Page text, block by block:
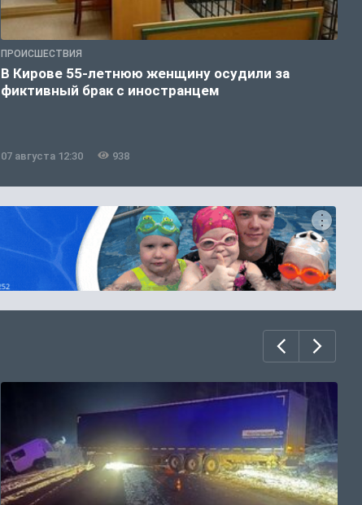
ПРОИСШЕСТВИЯ
В Кирове 55-летнюю женщину осудили за
фиктивный брак с иностранцем
07 августа 12:30 938